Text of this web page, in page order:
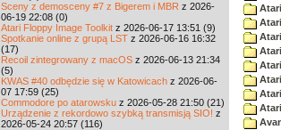
Sceny z demosceny #7 z Bigerem i MBR z 2026-
06-19 22:08 (0)
Atari Floppy Image Toolkit z 2026-06-17 13:51 (9)
Spotkanie online z grupą LST z 2026-06-16 16:32
(17)
Recoil zintegrowany z macOS z 2026-06-13 21:34
(5)
KWAS #40 odbędzie się w Katowicach z 2026-06-
07 17:59 (25)
Commodore po atarowsku z 2026-05-28 21:50 (21)
Urządzenie z rekordowo szybką transmisją SIO! z
2026-05-24 20:57 (116)